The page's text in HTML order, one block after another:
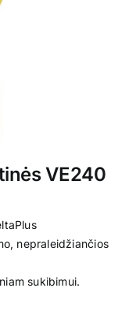
VE240
nepraleidžiančios
sukibimui.